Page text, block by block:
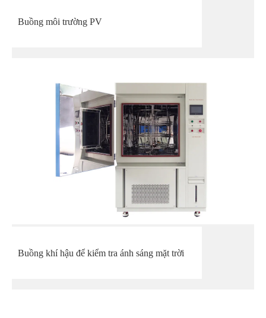
Buồng môi trường PV
Buồng khí hậu để kiểm tra ánh sáng mặt trời